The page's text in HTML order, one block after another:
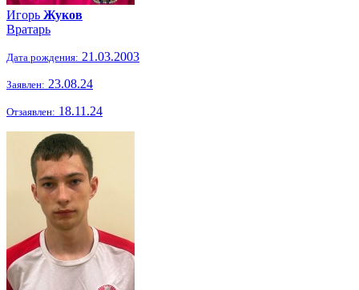
Игорь Жуков
Вратарь
Дата рождения: 21.03.2003
Заявлен: 23.08.24
Отзаявлен: 18.11.24